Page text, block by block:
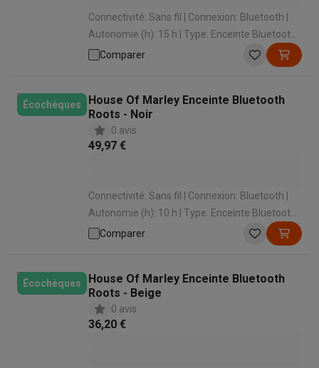
Connectivité: Sans fil | Connexion: Bluetooth |
Autonomie (h): 15 h | Type: Enceinte Bluetooth |
Étanche aux éclaboussures: Oui
Comparer
Écochèques
House Of Marley Enceinte Bluetooth
Roots - Noir
0 avis
49,97 €
Connectivité: Sans fil | Connexion: Bluetooth |
Autonomie (h): 10 h | Type: Enceinte Bluetooth |
Enceintes connectables: Oui
Comparer
Écochèques
House Of Marley Enceinte Bluetooth
Roots - Beige
0 avis
36,20 €